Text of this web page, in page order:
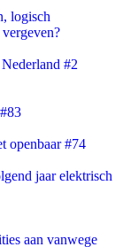
logisch
#2
openbaar #74
jaar elektrisch
aan vanwege